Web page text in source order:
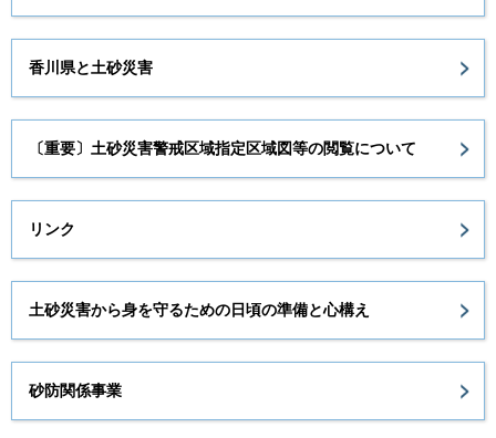
香川県と土砂災害
〔重要〕土砂災害警戒区域指定区域図等の閲覧について
リンク
土砂災害から身を守るための日頃の準備と心構え
砂防関係事業